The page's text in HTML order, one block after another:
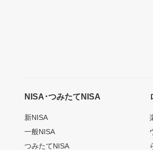
NISA･つみたてNISA
新NISA
一般NISA
つみたてNISA